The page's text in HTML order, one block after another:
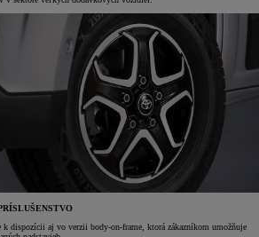
dispozícii aj vo verzii body-on-frame, ktorá zákazníkom umožňuje